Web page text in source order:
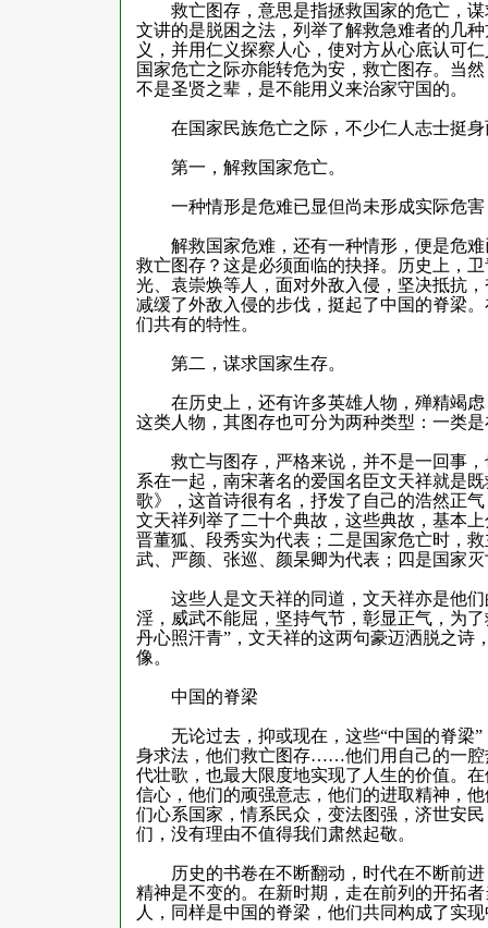
救亡图存，意思是指拯救国家的危亡，谋
文讲的是脱困之法，列举了解救急难者的几
义，并用仁义探察人心，使对方从心底认可
国家危亡之际亦能转危为安，救亡图存。当
不是圣贤之辈，是不能用义来治家守国的。
在国家民族危亡之际，不少仁人志士挺身
第一，解救国家危亡。
一种情形是危难已显但尚未形成实际危害
解救国家危难，还有一种情形，便是危难
救亡图存？这是必须面临的抉择。历史上，
光、袁崇焕等人，面对外敌入侵，坚决抵抗
减缓了外敌入侵的步伐，挺起了中国的脊梁
们共有的特性。
第二，谋求国家生存。
在历史上，还有许多英雄人物，殚精竭虑
这类人物，其图存也可分为两种类型：一类
救亡与图存，严格来说，并不是一回事，
系在一起，南宋著名的爱国名臣文天祥就是
歌》，这首诗很有名，抒发了自己的浩然正
文天祥列举了二十个典故，这些典故，基本
晋董狐、段秀实为代表；二是国家危亡时，
武、严颜、张巡、颜杲卿为代表；四是国家
这些人是文天祥的同道，文天祥亦是他们
淫，威武不能屈，坚持气节，彰显正气，为
丹心照汗青”，文天祥的这两句豪迈洒脱之诗
像。
中国的脊梁
无论过去，抑或现在，这些“中国的脊梁”
身求法，他们救亡图存……他们用自己的一腔
代壮歌，也最大限度地实现了人生的价值。
信心，他们的顽强意志，他们的进取精神，
们心系国家，情系民众，变法图强，济世安
们，没有理由不值得我们肃然起敬。
历史的书卷在不断翻动，时代在不断前进
精神是不变的。在新时期，走在前列的开拓
人，同样是中国的脊梁，他们共同构成了实